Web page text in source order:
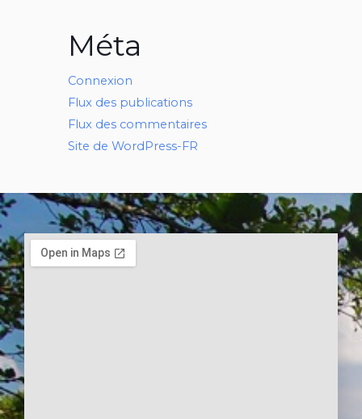
Méta
Connexion
Flux des publications
Flux des commentaires
Site de WordPress-FR